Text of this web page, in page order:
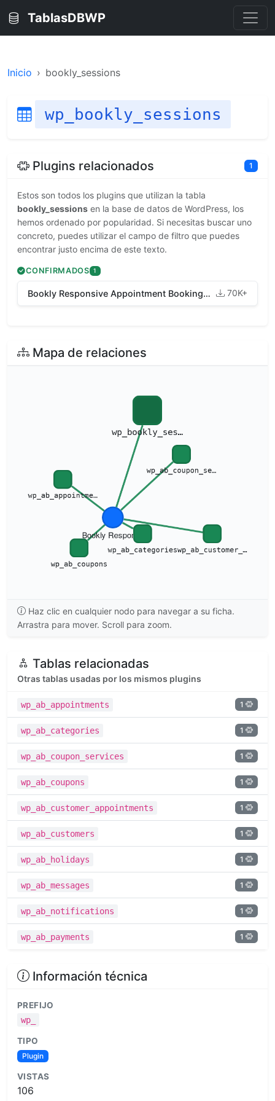
TablasDBWP
Inicio bookly_sessions
wp_bookly_sessions
Plugins relacionados 1
Estos son todos los plugins que utilizan la tabla
bookly_sessions en la base de datos de WordPress, los
hemos ordenado por popularidad. Si necesitas buscar uno
concreto, puedes utilizar el campo de filtro que puedes
encontrar justo encima de este texto.
CONFIRMADOS 1
Bookly Responsive Appointment Booking Tool 70K+
Mapa de relaciones
Haz clic en cualquier nodo para navegar a su ficha.
Arrastra para mover. Scroll para zoom.
Tablas relacionadas
Otras tablas usadas por los mismos plugins
wp_ab_appointments 1
wp_ab_categories 1
wp_ab_coupon_services 1
wp_ab_coupons 1
wp_ab_customer_appointments 1
wp_ab_customers 1
wp_ab_holidays 1
wp_ab_messages 1
wp_ab_notifications 1
wp_ab_payments 1
Información técnica
PREFIJO
wp_
TIPO
Plugin
VISTAS
106